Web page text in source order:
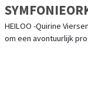
HEILOO
HEILOO -Quirine
om een avontuurlijk